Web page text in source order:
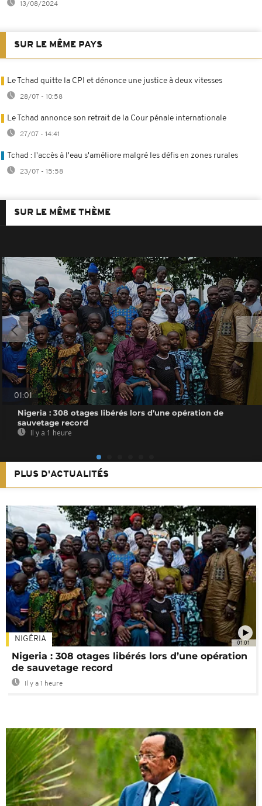
13/08/2024
SUR LE MÊME PAYS
Le Tchad quitte la CPI et dénonce une justice à deux vitesses
28/07 - 10:58
Le Tchad annonce son retrait de la Cour pénale internationale
27/07 - 14:41
Tchad : l'accès à l'eau s'améliore malgré les défis en zones rurales
23/07 - 15:58
SUR LE MÊME THÈME
01:01
Nigeria : 308 otages libérés lors d’une opération de
sauvetage record
Il y a 1 heure
PLUS D'ACTUALITÉS
01:01
NIGÉRIA
Nigeria : 308 otages libérés lors d’une opération
de sauvetage record
Il y a 1 heure